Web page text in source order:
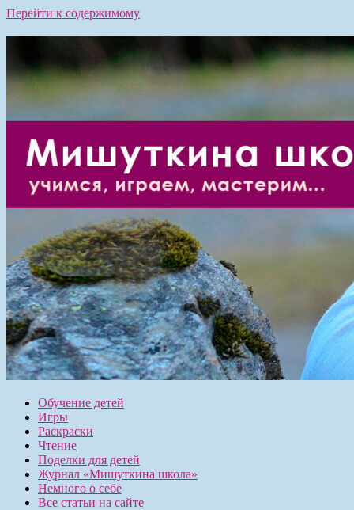
Перейти к содержимому
Обучение детей
Игры
Раскраски
Чтение
Поделки для детей
Журнал «Мишуткина школа»
Немного о себе
Все статьи на сайте